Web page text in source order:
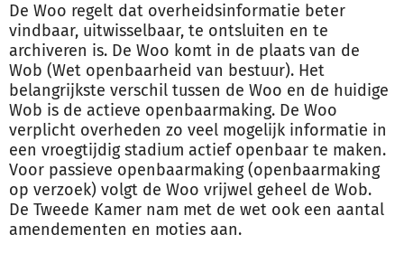
De Woo regelt dat overheidsinformatie beter
vindbaar, uitwisselbaar, te ontsluiten en te
archiveren is. De Woo komt in de plaats van de
Wob (Wet openbaarheid van bestuur). Het
belangrijkste verschil tussen de Woo en de huidige
Wob is de actieve openbaarmaking. De Woo
verplicht overheden zo veel mogelijk informatie in
een vroegtijdig stadium actief openbaar te maken.
Voor passieve openbaarmaking (openbaarmaking
op verzoek) volgt de Woo vrijwel geheel de Wob.
De Tweede Kamer nam met de wet ook een aantal
amendementen en moties aan.